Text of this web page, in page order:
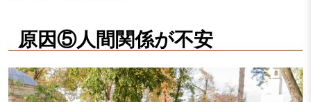
原因⑤人間関係が不安